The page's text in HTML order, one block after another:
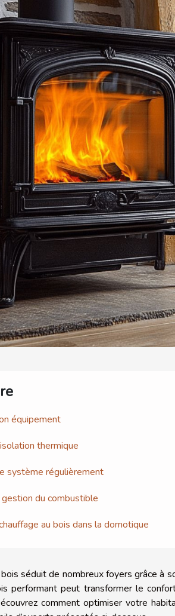
équipement
thermique
système régulièrement
du combustible
au bois dans la domotique
séduit de nombreux foyers grâce à
performant peut transformer le
comment optimiser votre